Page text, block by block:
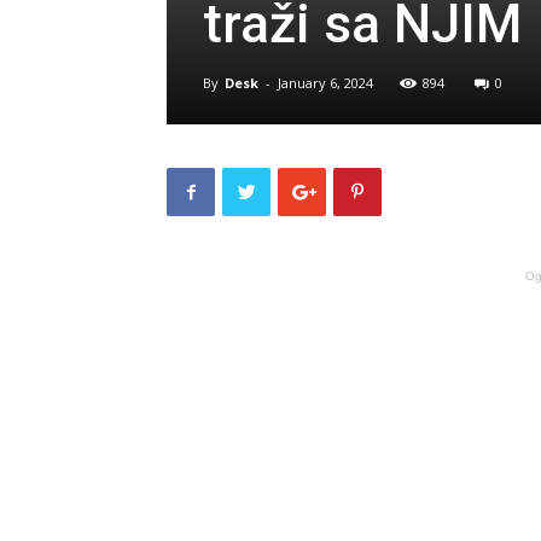
traži sa NJIM
By Desk - January 6, 2024 894 0